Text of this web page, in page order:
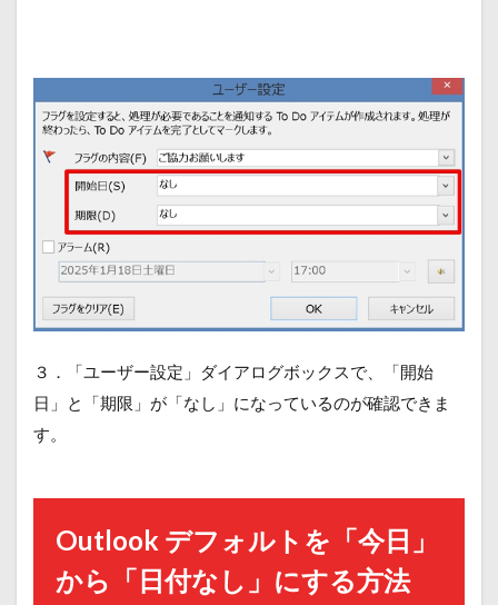
３．「ユーザー設定」ダイアログボックスで、「開始
日」と「期限」が「なし」になっているのが確認できま
す。
Outlook デフォルトを「今日」
から「日付なし」にする方法